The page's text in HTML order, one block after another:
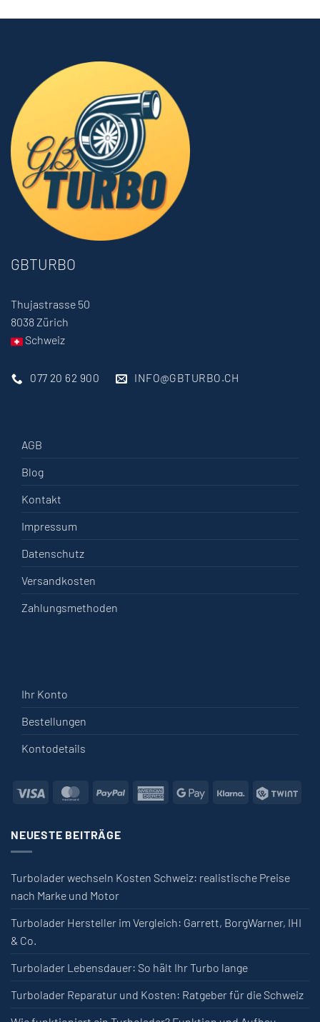
GBTURBO
Thujastrasse 50
8038 Zürich
Schweiz
077 20 62 900 INFO@GBTURBO.CH
AGB
Blog
Kontakt
Impressum
Datenschutz
Versandkosten
Zahlungsmethoden
Ihr Konto
Bestellungen
Kontodetails
Visa MasterCardPayPal American Express
Google PayKlarna
NEUESTE BEITRÄGE
Turbolader wechseln Kosten Schweiz: realistische Preise
nach Marke und Motor
Turbolader Hersteller im Vergleich: Garrett, BorgWarner, IHI
& Co.
Turbolader Lebensdauer: So hält Ihr Turbo lange
Turbolader Reparatur und Kosten: Ratgeber für die Schweiz